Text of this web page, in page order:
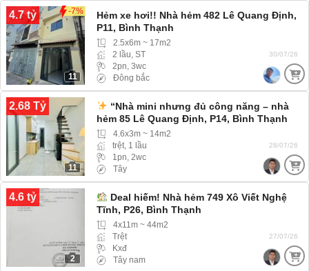
4.7 tỷ -7%
11
Hẻm xe hơi!! Nhà hẻm 482 Lê Quang Định,
P11, Bình Thạnh
2.5x6m ~ 17m2
2 lầu, ST
2pn, 3wc
Đông bắc
30/07/26
2.68 Tỷ
11
“Nhà mini nhưng đủ công năng – nhà
hẻm 85 Lê Quang Định, P14, Bình Thạnh
4.6x3m ~ 14m2
trệt, 1 lầu
1pn, 2wc
Tây
28/07/26
4.6 tỷ
2
Deal hiếm! Nhà hẻm 749 Xô Viết Nghệ
Tĩnh, P26, Bình Thạnh
4x11m ~ 44m2
Trệt
Kxđ
Tây nam
27/07/26